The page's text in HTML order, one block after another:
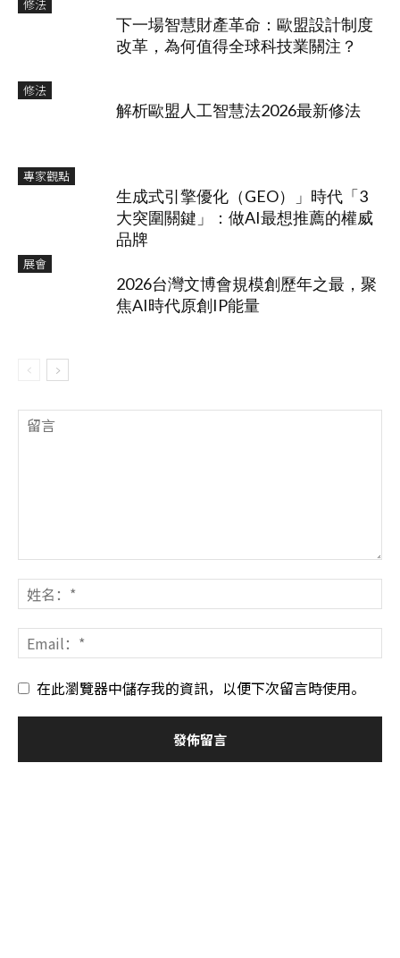
修法
下一場智慧財產革命：歐盟設計制度
改革，為何值得全球科技業關注？
修法
解析歐盟人工智慧法2026最新修法
專家觀點
生成式引擎優化（GEO）」時代「3
大突圍關鍵」：做AI最想推薦的權威
品牌
展會
2026台灣文博會規模創歷年之最，聚
焦AI時代原創IP能量
在此瀏覽器中儲存我的資訊，以便下次留言時使用。